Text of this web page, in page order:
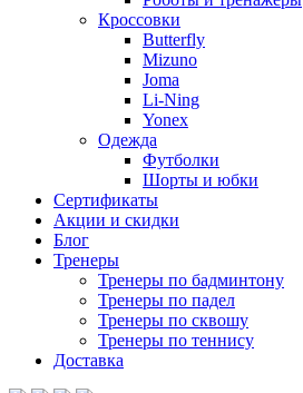
Кроссовки
Butterfly
Mizuno
Joma
Li-Ning
Yonex
Одежда
Футболки
Шорты и юбки
Сертификаты
Акции и скидки
Блог
Тренеры
Тренеры по бадминтону
Тренеры по падел
Тренеры по сквошу
Тренеры по теннису
Доставка